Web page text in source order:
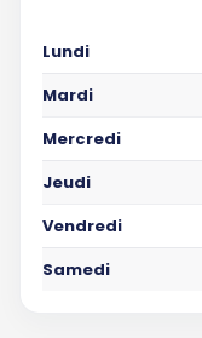
Lundi
Mardi
Mercredi
Jeudi
Vendredi
Samedi